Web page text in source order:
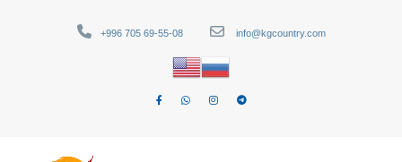
+996 705 69-55-08 info@kgcountry.com